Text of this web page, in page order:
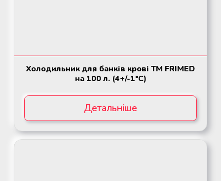
Холодильник для банків крові ТМ FRIMED
на 100 л. (4+/-1°C)
Детальніше